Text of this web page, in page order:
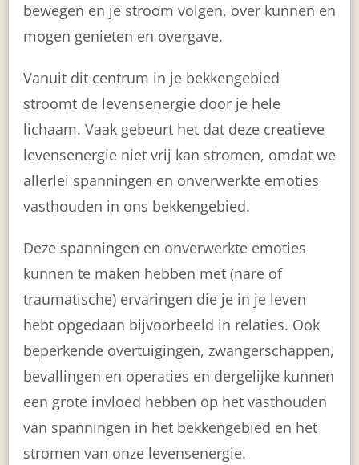
bewegen en je stroom volgen, over kunnen en
mogen genieten en overgave.
Vanuit dit centrum in je bekkengebied
stroomt de levensenergie door je hele
lichaam. Vaak gebeurt het dat deze creatieve
levensenergie niet vrij kan stromen, omdat we
allerlei spanningen en onverwerkte emoties
vasthouden in ons bekkengebied.
Deze spanningen en onverwerkte emoties
kunnen te maken hebben met (nare of
traumatische) ervaringen die je in je leven
hebt opgedaan bijvoorbeeld in relaties. Ook
beperkende overtuigingen, zwangerschappen,
bevallingen en operaties en dergelijke kunnen
een grote invloed hebben op het vasthouden
van spanningen in het bekkengebied en het
stromen van onze levensenergie.